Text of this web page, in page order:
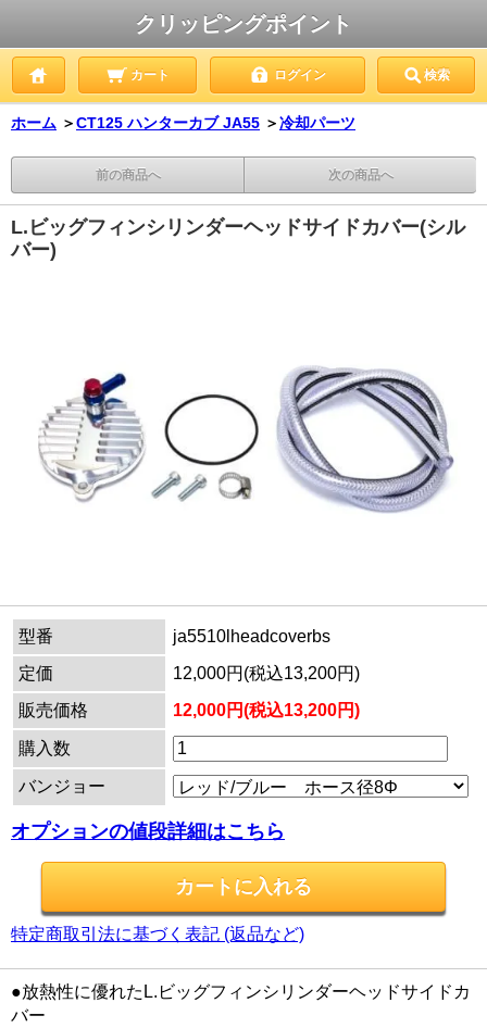
クリッピングポイント
カート ログイン 検索
ホーム ＞CT125 ハンターカブ JA55 ＞冷却パーツ
前の商品へ 次の商品へ
L.ビッグフィンシリンダーヘッドサイドカバー(シル
バー)
型番
ja5510lheadcoverbs
定価
12,000円(税込13,200円)
販売価格
12,000円(税込13,200円)
購入数
バンジョー
オプションの値段詳細はこちら
特定商取引法に基づく表記 (返品など)
●放熱性に優れたL.ビッグフィンシリンダーヘッドサイドカ
バー